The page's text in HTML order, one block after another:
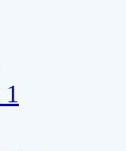
1